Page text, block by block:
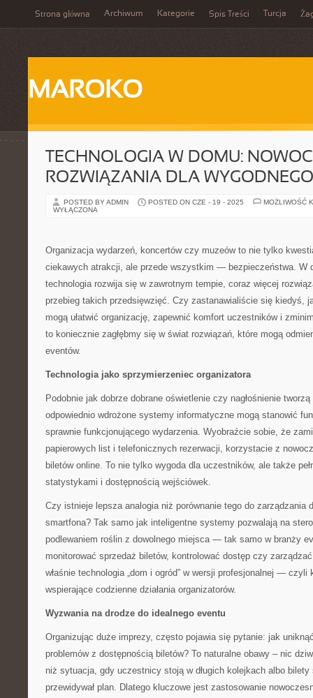
Strona główna Archiwum Kategorie Spis Treści Turcja
MAROKO
TECHNOLOGIA W DOMU:
ROZWIĄZANIA DLA
POSTED BY ADMIN POSTED ON CZE - 19 - 2025
MOŻLIWOŚĆ
WYŁĄCZONA
Organizacja wydarzeń, koncertów czy muzeów to nie tylko
ciekawych atrakcji, ale przede wszystkim — bezpieczeństwa. W
technologia rozwija się w zawrotnym tempie, coraz więcej
przebieg takich przedsięwzięć. Czy zastanawialiście się kiedyś,
mogą ułatwić organizację, zapewnić komfort uczestników i
to koniecznie zagłębmy się w świat rozwiązań, które mogą
eventów.
Technologia jako sprzymierzeniec organizatora
Podobnie jak dobrze dobrane oświetlenie czy nagłośnienie
odpowiednio wdrożone systemy informatyczne mogą stanowić
sprawnie funkcjonującego wydarzenia. Wyobraźcie sobie, że
papierowych list i telefonicznych rezerwacji, korzystacie z
biletów online. To nie tylko wygoda dla uczestników, ale także
statystykami i dostępnością wejściówek.
Czy istnieje lepsza analogia niż porównanie tego do zarządzania
smartfona? Tak samo jak inteligentne systemy pozwalają na
podlewaniem roślin z dowolnego miejsca — tak samo w branży
monitorować sprzedaż biletów, kontrolować dostęp czy
właśnie technologia „dom i ogród” w wersji profesjonalnej —
wspierające codzienne działania organizatorów.
Wyzwania na drodze do idealnego eventu
Organizując duże imprezy, często pojawia się pytanie: jak
problemów z dostępnością biletów? To naturalne obawy – nic
niż sytuacja, gdy uczestnicy stoją w długich kolejkach albo
przewidywał plan. Dlatego kluczowe jest zastosowanie